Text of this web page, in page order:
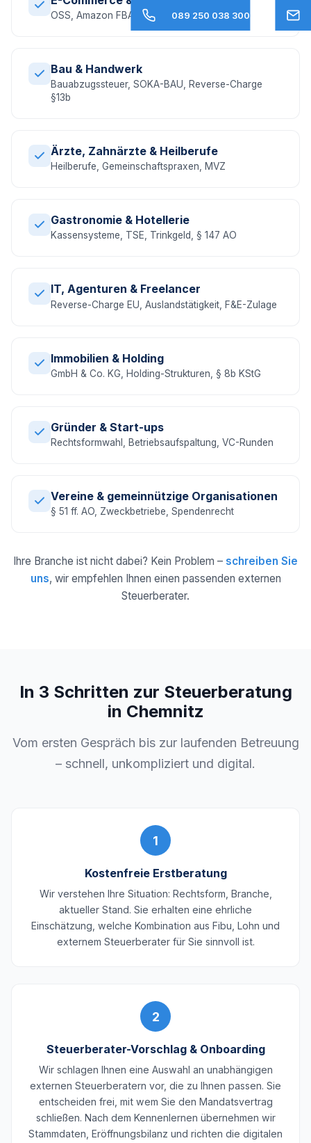
OSS, Amazon FBA, EU-Umsatzsteuer, DAC7
Bau & Handwerk
Bauabzugssteuer, SOKA-BAU, Reverse-Charge
§13b
Ärzte, Zahnärzte & Heilberufe
Heilberufe, Gemeinschaftspraxen, MVZ
Gastronomie & Hotellerie
Kassensysteme, TSE, Trinkgeld, § 147 AO
IT, Agenturen & Freelancer
Reverse-Charge EU, Auslandstätigkeit, F&E-Zulage
Immobilien & Holding
GmbH & Co. KG, Holding-Strukturen, § 8b KStG
Gründer & Start-ups
Rechtsformwahl, Betriebsaufspaltung, VC-Runden
Vereine & gemeinnützige Organisationen
§ 51 ff. AO, Zweckbetriebe, Spendenrecht
Ihre Branche ist nicht dabei? Kein Problem – schreiben Sie
uns, wir empfehlen Ihnen einen passenden externen
Steuerberater.
In 3 Schritten zur Steuerberatung
in Chemnitz
Vom ersten Gespräch bis zur laufenden Betreuung
– schnell, unkompliziert und digital.
1
Kostenfreie Erstberatung
Wir verstehen Ihre Situation: Rechtsform, Branche,
aktueller Stand. Sie erhalten eine ehrliche
Einschätzung, welche Kombination aus Fibu, Lohn und
externem Steuerberater für Sie sinnvoll ist.
2
Steuerberater-Vorschlag & Onboarding
Wir schlagen Ihnen eine Auswahl an unabhängigen
externen Steuerberatern vor, die zu Ihnen passen. Sie
entscheiden frei, mit wem Sie den Mandatsvertrag
schließen. Nach dem Kennenlernen übernehmen wir
Stammdaten, Eröffnungsbilanz und richten die digitalen
089 250 038 300